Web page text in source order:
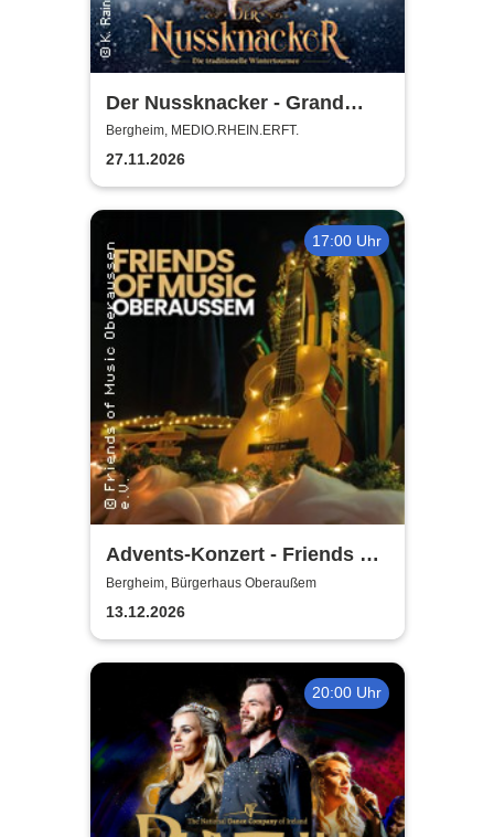
Der Nussknacker - Grand
Classic Ballet - Die
traditionelle Wintertournee
Bergheim, MEDIO.RHEIN.ERFT.
27.11.2026
17:00 Uhr
Advents-Konzert - Friends of
Music Oberaussem
Bergheim, Bürgerhaus Oberaußem
13.12.2026
20:00 Uhr